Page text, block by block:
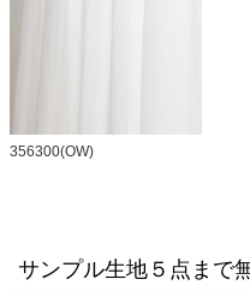
356300(OW)
サンプル生地５点まで